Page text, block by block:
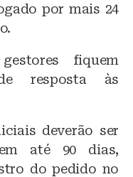
por mais 24
fiquem
resposta às
deverão ser
até 90 dias,
do pedido no